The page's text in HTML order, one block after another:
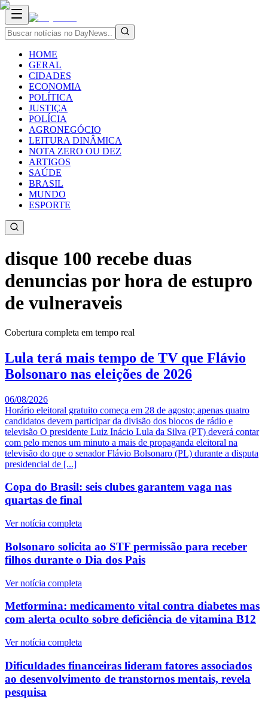
HOME
GERAL
CIDADES
ECONOMIA
POLÍTICA
JUSTIÇA
POLÍCIA
AGRONEGÓCIO
LEITURA DINÂMICA
NOTA ZERO OU DEZ
ARTIGOS
SAÚDE
BRASIL
MUNDO
ESPORTE
disque 100 recebe duas
denuncias por hora de estupro
de vulneraveis
Cobertura completa em tempo real
Lula terá mais tempo de TV que Flávio
Bolsonaro nas eleições de 2026
06/08/2026
Horário eleitoral gratuito começa em 28 de agosto; apenas quatro
candidatos devem participar da divisão dos blocos de rádio e
televisão O presidente Luiz Inácio Lula da Silva (PT) deverá contar
com pelo menos um minuto a mais de propaganda eleitoral na
televisão do que o senador Flávio Bolsonaro (PL) durante a disputa
presidencial de [...]
Copa do Brasil: seis clubes garantem vaga nas
quartas de final
Ver notícia completa
Bolsonaro solicita ao STF permissão para receber
filhos durante o Dia dos Pais
Ver notícia completa
Metformina: medicamento vital contra diabetes mas
com alerta oculto sobre deficiência de vitamina B12
Ver notícia completa
Dificuldades financeiras lideram fatores associados
ao desenvolvimento de transtornos mentais, revela
pesquisa